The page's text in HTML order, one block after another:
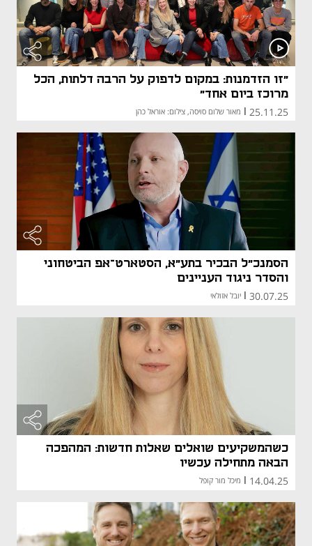
"זו הזדמנות: במקום לדפוק על הרבה דלתות, הכל
מרוכז ביום אחד"
25.11.25
| מאור שלום סויסה, צילום: אוראל כהן
הסמנכ"ל הבכיר בתע"א, הסטארט־אפ הביטחוני
והסדר ניגוד העניינים
30.07.25 יובל אזולאי
כשהמשקיעים שואלים שאלות חדשות: המהפכה
הבאה מתחילה עכשיו
14.04.25 מיכל מור קופל